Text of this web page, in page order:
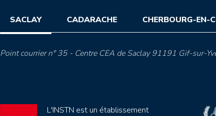
SACLAY CADARACHE CHERBOURG-EN-
Point courrier n° 35 - Centre CEA de Saclay 91191 Gif-sur-
L'INSTN est un établissement